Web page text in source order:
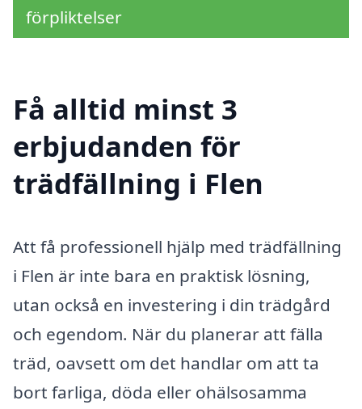
förpliktelser
Få alltid minst 3
erbjudanden för
trädfällning i Flen
Att få professionell hjälp med trädfällning
i Flen är inte bara en praktisk lösning,
utan också en investering i din trädgård
och egendom. När du planerar att fälla
träd, oavsett om det handlar om att ta
bort farliga, döda eller ohälsosamma